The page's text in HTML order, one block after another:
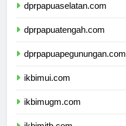
dprpapuaselatan.com
dprpapuatengah.com
dprpapuapegunungan.com
ikbimui.com
ikbimugm.com